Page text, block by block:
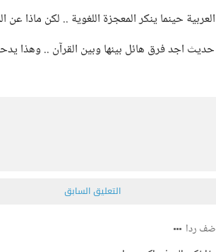
حينما ينكر المعجزة اللغوية .. لكن ماذا عن
حديث اجد فرق هائل بينها وبين القرآن ..
التعليق السابق
ردا